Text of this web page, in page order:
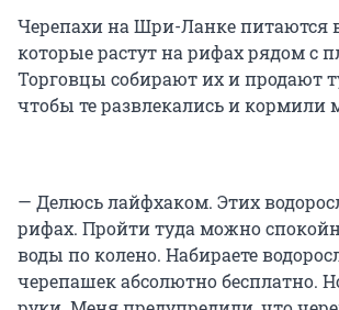
Черепахи на Шри-Ланке питаются
которые растут на рифах рядом с
Торговцы собирают их и продают
чтобы те развлекались и кормили
— Делюсь лайфхаком. Этих
рифах. Пройти туда можно
воды по колено. Набираете
черепашек абсолютно бесплатно.